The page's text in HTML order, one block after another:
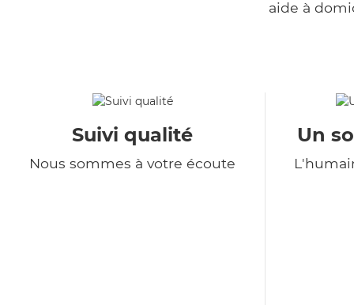
aide à
Suivi qualité
Nous sommes à votre écoute
Un